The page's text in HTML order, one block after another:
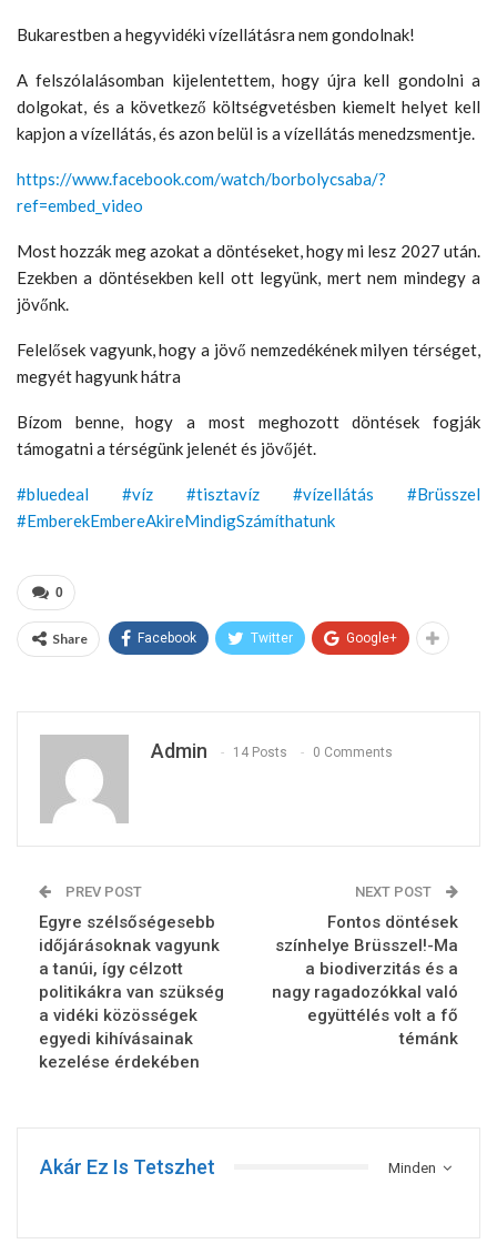
Bukarestben a hegyvidéki vízellátásra nem gondolnak!
A felszólalásomban kijelentettem, hogy újra kell gondolni a
dolgokat, és a következő költségvetésben kiemelt helyet kell
kapjon a vízellátás, és azon belül is a vízellátás menedzsmentje.
https://www.facebook.com/watch/borbolycsaba/?
ref=embed_video
Most hozzák meg azokat a döntéseket, hogy mi lesz 2027 után.
Ezekben a döntésekben kell ott legyünk, mert nem mindegy a
jövőnk.
Felelősek vagyunk, hogy a jövő nemzedékének milyen térséget,
megyét hagyunk hátra
Bízom benne, hogy a most meghozott döntések fogják
támogatni a térségünk jelenét és jövőjét.
#bluedeal #víz #tisztavíz #vízellátás
#Brüsszel
#EmberekEmbereAkireMindigSzámíthatunk
0
Share Facebook Twitter Google+
Admin 14 Posts 0 Comments
PREV POST
Egyre szélsőségesebb
időjárásoknak vagyunk
a tanúi, így célzott
politikákra van szükség
a vidéki közösségek
egyedi kihívásainak
kezelése érdekében
NEXT POST
Fontos döntések
színhelye Brüsszel!-Ma
a biodiverzitás és a
nagy ragadozókkal való
együttélés volt a fő
témánk
Minden
Akár Ez Is Tetszhet